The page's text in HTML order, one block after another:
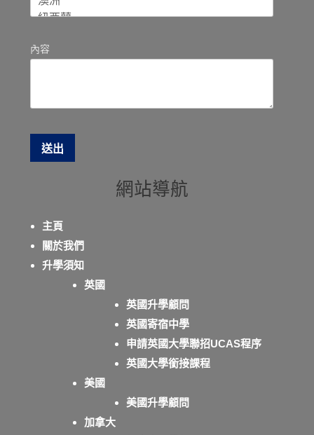
內容
網站導航
主頁
關於我們
升學須知
英國
英國升學顧問
英國寄宿中學
申請英國大學聯招UCAS程序
英國大學銜接課程
美國
美國升學顧問
加拿大